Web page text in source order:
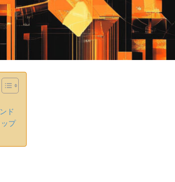
ド
プ